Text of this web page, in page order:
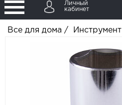
Личный
кабинет
Все для дома / Инструмент